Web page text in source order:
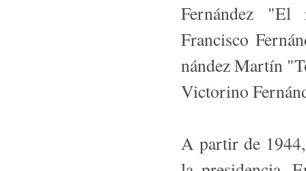
Fernández "El
Francisco
nández Martín
Victorino
A partir de